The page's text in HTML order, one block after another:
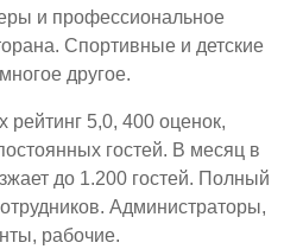
и профессиональное
Спортивные и детские
другое.
рейтинг 5,0, 400 оценок,
гостей. В месяц в
до 1.200 гостей. Полный
Администраторы,
рабочие.